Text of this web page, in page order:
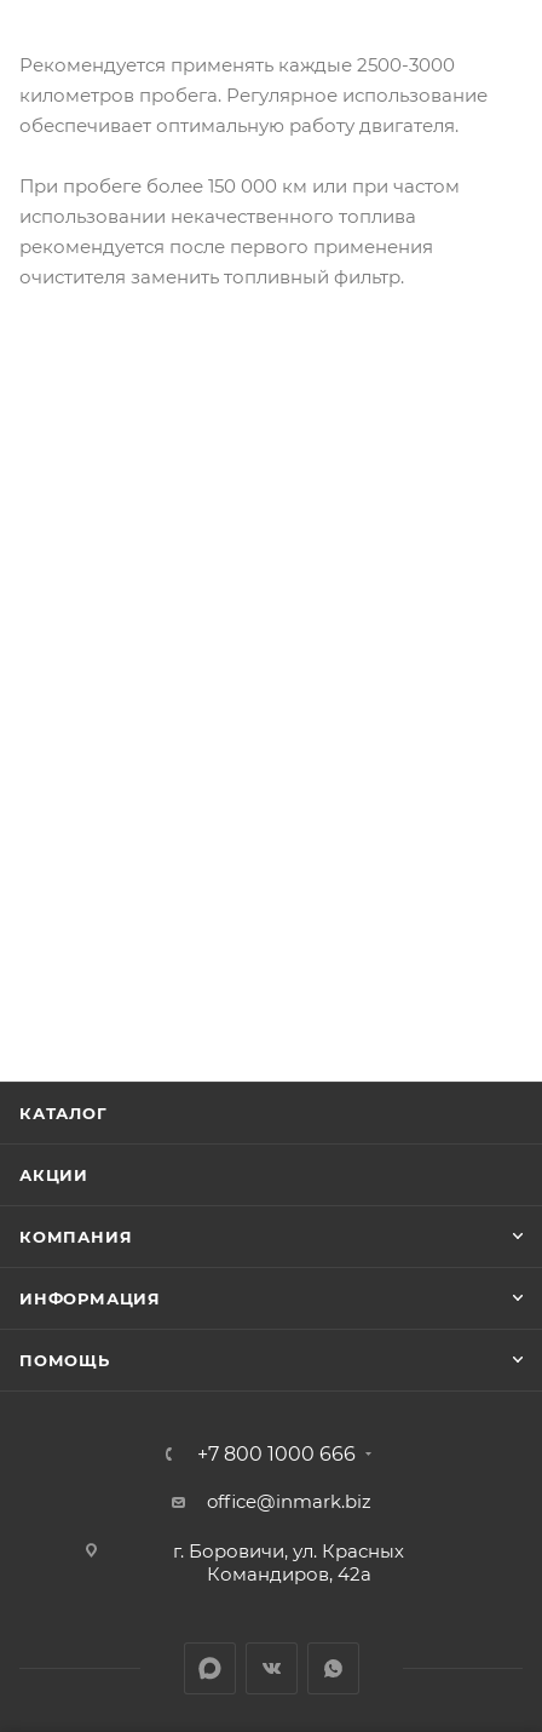
Рекомендуется применять каждые 2500-3000
километров пробега. Регулярное использование
обеспечивает оптимальную работу двигателя.
При пробеге более 150 000 км или при частом
использовании некачественного топлива
рекомендуется после первого применения
очистителя заменить топливный фильтр.
КАТАЛОГ
АКЦИИ
КОМПАНИЯ
ИНФОРМАЦИЯ
ПОМОЩЬ
+7 800 1000 666
office@inmark.biz
г. Боровичи, ул. Красных
Командиров, 42а